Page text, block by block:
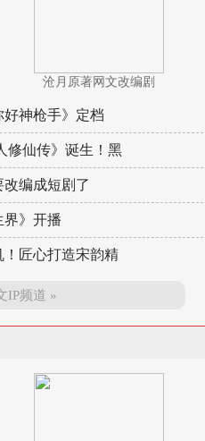
沧月原著网文改编剧
神枪手》定档
修仙传》诞生！黑
编成短剧了
界》开播
匠心打造宋韵精
IP频道 »